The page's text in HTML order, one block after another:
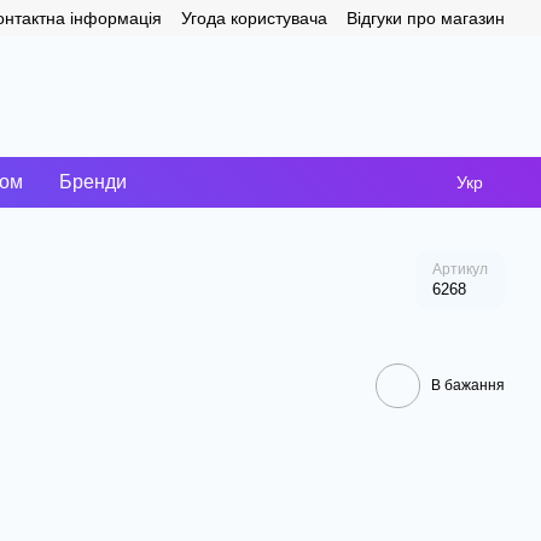
інформація Угода користувача Відгуки про магазин
Бренди Укр
Артикул
6268
В бажання